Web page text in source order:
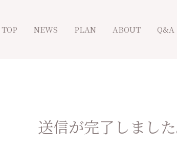
TOP NEWS PLAN ABOUT Q&A
送信が完了しました